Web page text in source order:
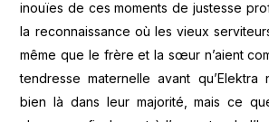
inouïes de ces moments de justesse
la reconnaissance où les vieux
même que le frère et la sœur n’aient
tendresse maternelle avant qu’Elektra
bien là dans leur majorité, mais ce